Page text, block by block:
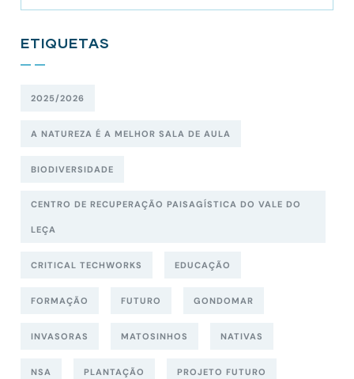
ETIQUETAS
2025/2026
A NATUREZA É A MELHOR SALA DE AULA
BIODIVERSIDADE
CENTRO DE RECUPERAÇÃO PAISAGÍSTICA DO VALE DO
LEÇA
CRITICAL TECHWORKS EDUCAÇÃO
FORMAÇÃO FUTURO GONDOMAR
INVASORAS MATOSINHOS NATIVAS
NSA PLANTAÇÃO PROJETO FUTURO